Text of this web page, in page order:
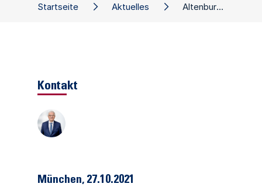
München, 27.10.2021
Startseite Aktuelles Altenburger Destillerie: W&P begleitete erfolgreiche Sanierung aus der Insolvenz
Kontakt